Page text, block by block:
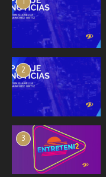
22 de noviembre de 2025
2
3